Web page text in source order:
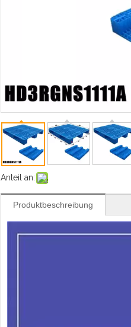
Anteil an:
Produktbeschreibung